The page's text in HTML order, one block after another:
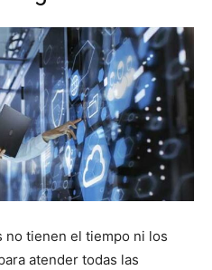
no tienen el tiempo ni los
atender todas las